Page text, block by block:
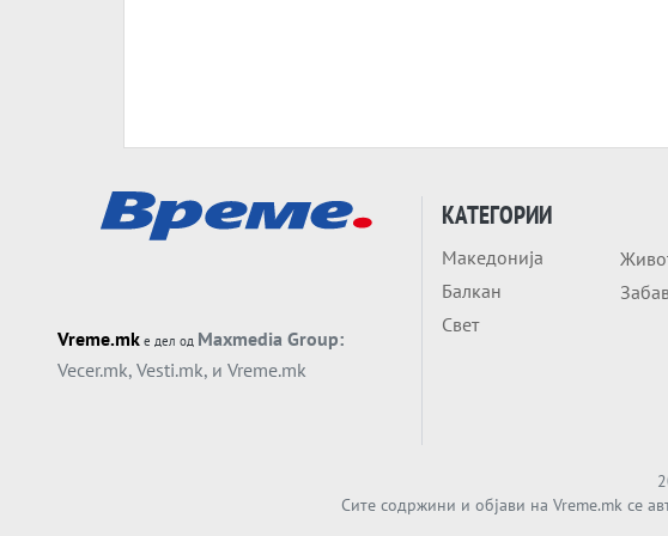
Vreme.mk е дел од Maxmedia Group:
Vecer.mk, Vesti.mk, и Vreme.mk
КАТЕГОРИИ
Македонија
Балкан
Свет
Сите содржини и објави на Vreme.mk се